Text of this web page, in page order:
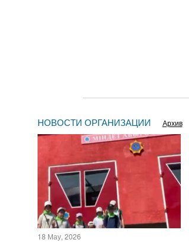
НОВОСТИ ОРГАНИЗАЦИИ Архив
18 Мау, 2026